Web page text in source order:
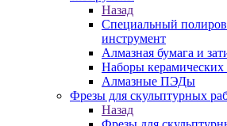
Назад
Специальный
инструмент
Алмазная бумага и
Наборы керамических
Алмазные ПЭДы
Фрезы для скульптурных
Назад